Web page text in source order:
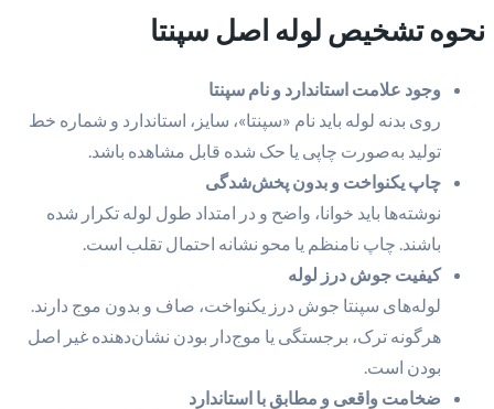
نحوه تشخیص لوله اصل سپنتا
وجود علامت استاندارد و نام سپنتا
روی بدنه لوله باید نام «سپنتا»، سایز، استاندارد و شماره خط
تولید به‌صورت چاپی یا حک شده قابل مشاهده باشد.
چاپ یکنواخت و بدون پخش‌شدگی
نوشته‌ها باید خوانا، واضح و در امتداد طول لوله تکرار شده
باشند. چاپ نامنظم یا محو نشانه احتمال تقلب است.
کیفیت جوش درز لوله
لوله‌های سپنتا جوش درز یکنواخت، صاف و بدون موج دارند.
هرگونه ترک، برجستگی یا موج‌دار بودن نشان‌دهنده غیر اصل
بودن است.
ضخامت واقعی و مطابق با استاندارد